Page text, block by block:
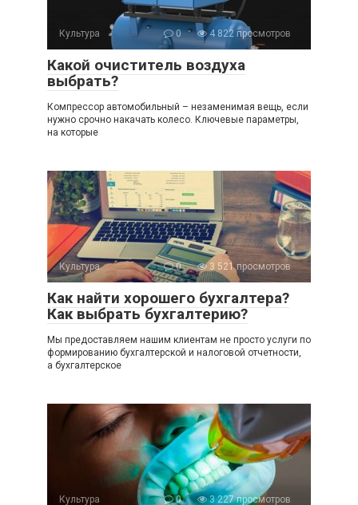
Культура 0 4 822 просмотров
Какой очиститель воздуха
выбрать?
Компрессор автомобильный – незаменимая вещь, если
нужно срочно накачать колесо. Ключевые параметры,
на которые
Культура 0 3 521 просмотров
Как найти хорошего бухгалтера?
Как выбрать бухгалтерию?
Мы предоставляем нашим клиентам не просто услуги по
формированию бухгалтерской и налоговой отчетности,
а бухгалтерское
Культура 0 3 227 просмотров